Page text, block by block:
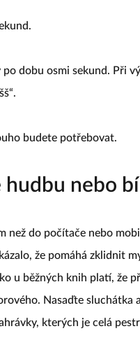
dobu osmi sekund. Při
budete potřebovat.
hudbu nebo
než do počítače nebo
že pomáhá zklidnit
u běžných knih platí, že
Nasaďte sluchátka
kterých je celá